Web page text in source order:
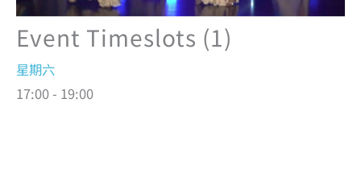
Event Timeslots (1)
星期六
17:00- 19:00